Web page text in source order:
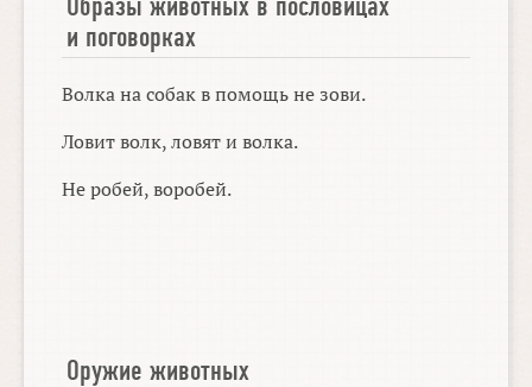
и поговорках
Волка на собак в помощь не зови.
Ловит волк, ловят и волка.
Не робей, воробей.
Оружие животных